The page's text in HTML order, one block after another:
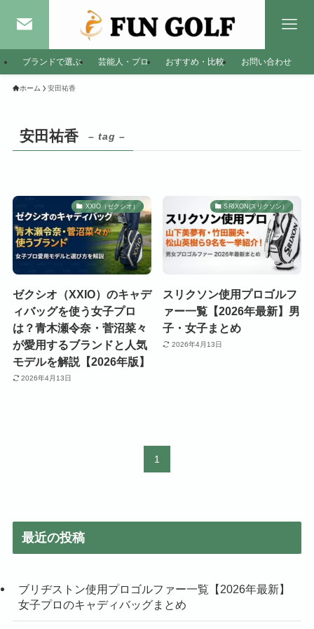
ブランドで選ぶ 芸能人・プロ おすすめ・比較 お問い合わせ
ホーム 安田祐香
安田祐香 – tag –
XXIO（ゼクシオ）
ゼクシオ（XXIO）のキャデ
ィバッグを使う女子プロ
は？青木瀬令奈・菅沼菜々
が愛用するブランドと人気
モデルを解説【2026年版】
2026年4月13日
SRIXON(スリクソン）
スリクソン使用プロゴルフ
ァー一覧【2026年最新】男
子・女子まとめ
2026年4月13日
1
最近の投稿
ブリヂストン使用プロゴルファー一覧【2026年最新】
女子プロのキャディバッグまとめ